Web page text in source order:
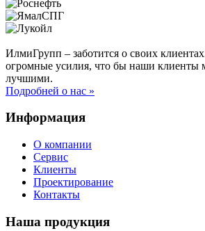
ИлмиГрупп – заботится о своих
огромные усилия, что бы наши клиенты
лучшими.
Подробней о нас »
Информация
О компании
Сервис
Клиенты
Проектирование
Контакты
Наша продукция